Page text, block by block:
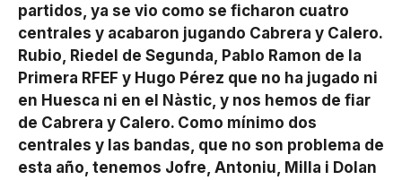
partidos, ya se vio como se ficharon cuatro
centrales y acabaron jugando Cabrera y Calero.
Rubio, Riedel de Segunda, Pablo Ramon de la
Primera RFEF y Hugo Pérez que no ha jugado ni
en Huesca ni en el Nàstic, y nos hemos de fiar
de Cabrera y Calero. Como mínimo dos
centrales y las bandas, que no son problema de
esta año, tenemos Jofre, Antoniu, Milla i Dolan